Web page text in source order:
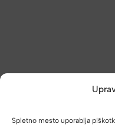
Spletno mesto uporablja